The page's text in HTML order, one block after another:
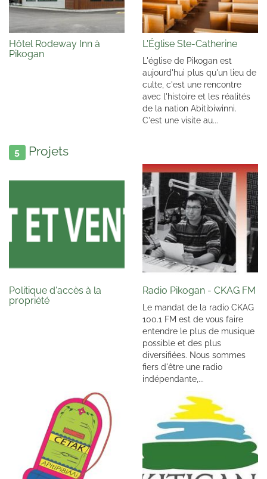
Hôtel Rodeway Inn à
Pikogan
L'Église Ste-Catherine
L'église de Pikogan est
aujourd'hui plus qu'un lieu de
culte, c'est une rencontre
avec l'histoire et les réalités
de la nation Abitibiwinni.
C'est une visite au...
5 Projets
Politique d'accès à la
propriété
Radio Pikogan - CKAG FM
Le mandat de la radio CKAG
100.1 FM est de vous faire
entendre le plus de musique
possible et des plus
diversifiées. Nous sommes
fiers d'être une radio
indépendante,...